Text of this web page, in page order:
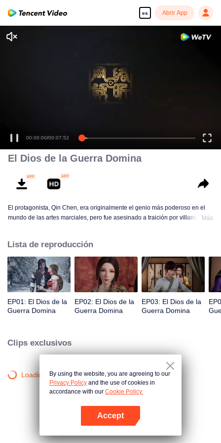
es Abrir App
00:00:00/00:07:52
El Dios de la Guerra Domina
El protagonista, Qin Chen, era originalmente el genio más poderoso en el
mundo de las artes marciales, pero fue asesinado a traición por villanos,
espada...
Más
Lista de reproducción
EP01: El Dios de la
Guerra Domina
EP02: El Dios de la
Guerra Domina
EP03: El Dios de la
Guerra Domina
Clips exclusivos
Loading…By using the website, you are agreeing to our
Privacy Policy and the use of cookies in
accordance with our Cookie Policy.
Accept